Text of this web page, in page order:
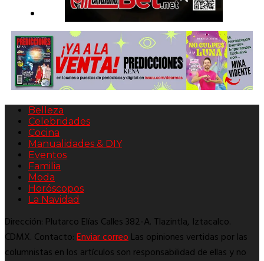
Belleza
Celebridades
Cocina
Manualidades & DIY
Eventos
Familia
Moda
Horóscopos
La Navidad
Dirección: Plutarco Elías Calles 382-A. Tlazintla, Iztacalco.
CDMX. Contacto:Enviar correoLas opiniones vertidas por las
columnistas en los artículos son responsabilidad de ellas y no